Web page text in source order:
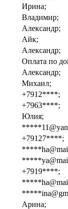
Ирина;
Владимир;
Александр;
Айк;
Александр;
Оплата по
Александр;
Михаил;
+7912****;
+7963****;
Юлия;
+79127****;
+7919****;
Арина;